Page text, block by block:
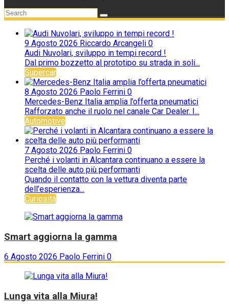
9 Agosto 2026 Riccardo Arcangeli 0
Audi Nuvolari, sviluppo in tempi record !
Dal primo bozzetto al prototipo su strada in soli...
Supercar
8 Agosto 2026 Paolo Ferrini 0
Mercedes-Benz Italia amplia l’offerta pneumatici
Rafforzato anche il ruolo nel canale Car Dealer. I...
Automotive
7 Agosto 2026 Paolo Ferrini 0
Perché i volanti in Alcantara continuano a essere la
scelta delle auto più performanti
Quando il contatto con la vettura diventa parte
dell’esperienza...
Curiosità
Smart aggiorna la gamma
6 Agosto 2026 Paolo Ferrini 0
Lunga vita alla Miura!